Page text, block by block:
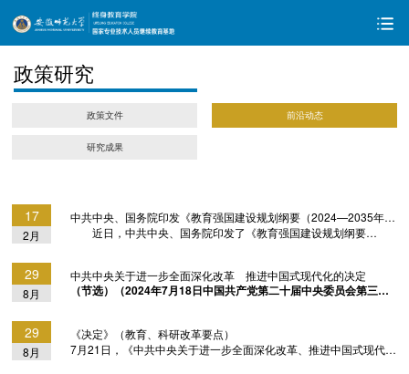
政策研究
政策文件 前沿动态
研究成果
17
2月
中共中央、国务院印发《教育强国建设规划纲要（2024—2035年）》 加快建设中国特色社会主义教育强国
近日，中共中央、国务院印发了《教育强国建设规划纲要
要》坚持以习近平新时代中国特色社会主义思想为指导，深入贯彻
党的二十大和二十届二中、三中全会精神，全面贯彻习近平总书记
方针，坚定不移走中国特色社会主义教育发展道路，坚持社会主义
办学方向，...
29
8月
中共中央关于进一步全面深化改革 推进中国式现代化的决定
（节选）（2024年7月18日中国共产党第二十届中央委员会第三次
现代化问题，作出如下决定。四、构建支持全面创新体制机制教
育、科技、人才是中国式现代化的基础性、战略性支撑。必须深入
29
8月
《决定》（教育、科研改革要点）
7月21日，《中共中央关于进一步全面深化改革、推进中国式现代化